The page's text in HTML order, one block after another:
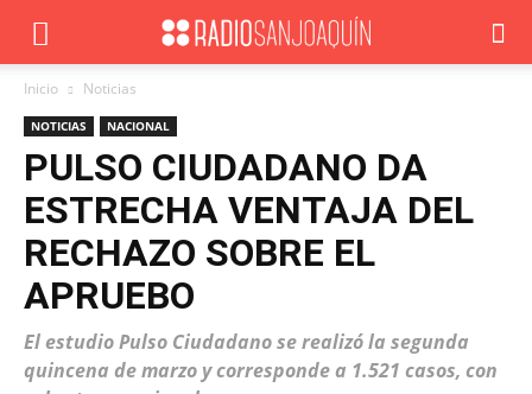
Inicio Noticias
NOTICIAS NACIONAL
PULSO CIUDADANO DA
ESTRECHA VENTAJA DEL
RECHAZO SOBRE EL
APRUEBO
El estudio Pulso Ciudadano se realizó la segunda
quincena de marzo y corresponde a 1.521 casos, con